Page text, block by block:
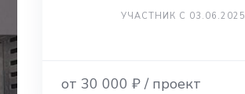
УЧАСТНИК С 03.06.2025
от 30 000 ₽ / проект